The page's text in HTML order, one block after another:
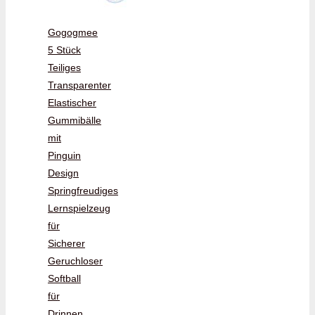
Gogogmee
5 Stück
Teiliges
Transparenter
Elastischer
Gummibälle
mit
Pinguin
Design
Springfreudiges
Lernspielzeug
für
Sicherer
Geruchloser
Softball
für